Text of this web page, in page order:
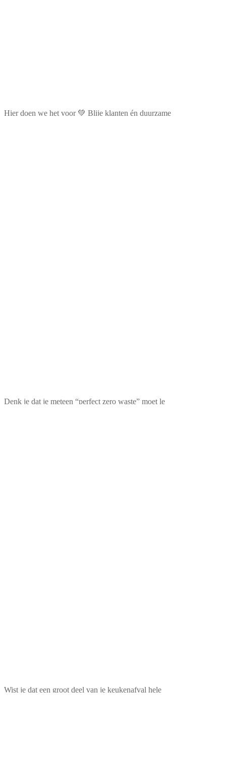
Hier doen we het voor 💚 Blije klanten én duurzame
Denk je dat je meteen “perfect zero waste” moet le
Wist je dat een groot deel van je keukenafval hele